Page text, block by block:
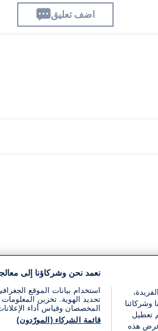
اضف تعليق
وشركائنا
تعطيل
عرض هذه
نعمد نحن وشركاؤنا إلى
استخدام بيانات الموقع
تحديد الهوية. تخزين
المخصصان وقياس أداء
قائمة الشركاء (المورّدون)